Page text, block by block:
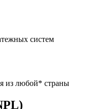
систем
из любой* страны